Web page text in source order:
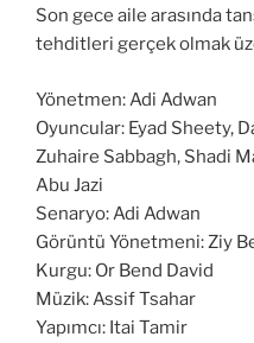
Son gece aile arasında
tehditleri gerçek olmak
Yönetmen: Adi Adwan
Oyuncular: Eyad Sheety,
Zuhaire Sabbagh, Shadi
Abu Jazi
Senaryo: Adi Adwan
Görüntü Yönetmeni: Ziy
Kurgu: Or Bend David
Müzik: Assif Tsahar
Yapımcı: Itai Tamir